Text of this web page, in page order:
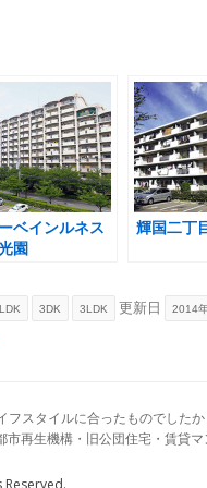
ベインルネス
園
輝国二丁
3DK 3LDK 更新日 2014
フスタイルに合ったものでした
再生機構・旧公団住宅・賃貸